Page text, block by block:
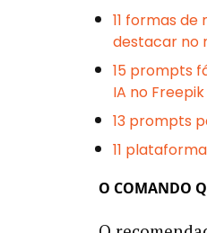
11 formas
destacar no
15 prompts
IA no Freepik
13 prompts
11
O COMANDO